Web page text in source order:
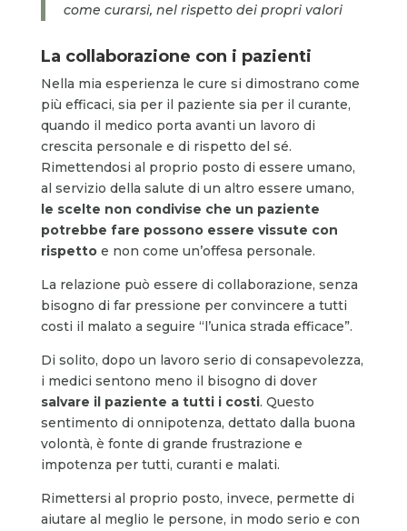
come curarsi, nel rispetto dei propri valori
La collaborazione con i pazienti
Nella mia esperienza le cure si dimostrano come
più efficaci, sia per il paziente sia per il curante,
quando il medico porta avanti un lavoro di
crescita personale e di rispetto del sé.
Rimettendosi al proprio posto di essere umano,
al servizio della salute di un altro essere umano,
le scelte non condivise che un paziente
potrebbe fare possono essere vissute con
rispettoe non come un’offesa personale.
La relazione può essere di collaborazione, senza
bisogno di far pressione per convincere a tutti
costi il malato a seguire “l’unica strada efficace”.
Di solito, dopo un lavoro serio di consapevolezza,
i medici sentono meno il bisogno di dover
salvare il paziente a tutti i costi. Questo
sentimento di onnipotenza, dettato dalla buona
volontà, è fonte di grande frustrazione e
impotenza per tutti, curanti e malati.
Rimettersi al proprio posto, invece, permette di
aiutare al meglio le persone, in modo serio e con